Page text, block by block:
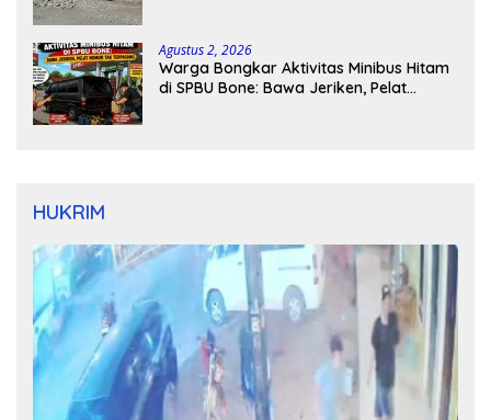
Agustus 2, 2026
Warga Bongkar Aktivitas Minibus Hitam
di SPBU Bone: Bawa Jeriken, Pelat
HUKRIM